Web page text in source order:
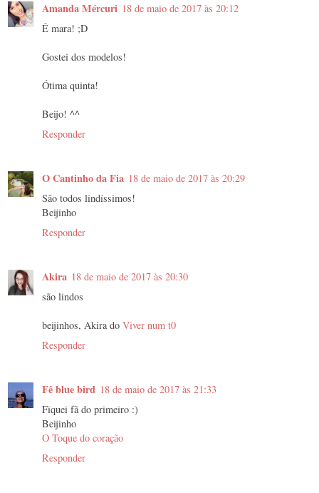
Amanda Mércuri 18 de maio de 2017 às 20:12
É mara! ;D
Gostei dos modelos!
Ótima quinta!
Beijo! ^^
Responder
O Cantinho da Fia 18 de maio de 2017 às 20:29
São todos lindíssimos!
Beijinho
Responder
Akira 18 de maio de 2017 às 20:30
são lindos
beijinhos, Akira do Viver num t0
Responder
Fê blue bird 18 de maio de 2017 às 21:33
Fiquei fã do primeiro :)
Beijinho
O Toque do coração
Responder